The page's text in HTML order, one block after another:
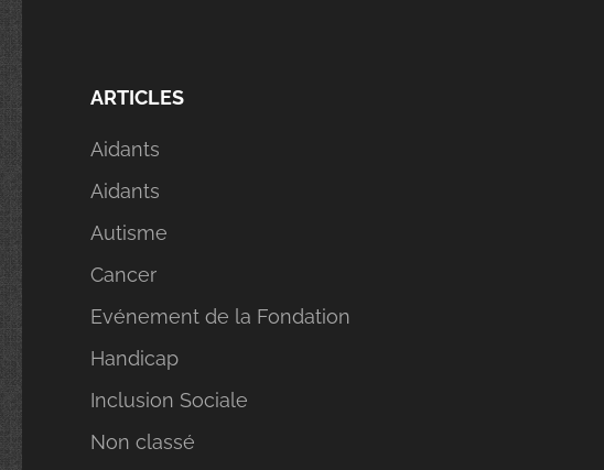
ARTICLES
Aidants
Aidants
Autisme
Cancer
Evénement de la Fondation
Handicap
Inclusion Sociale
Non classé